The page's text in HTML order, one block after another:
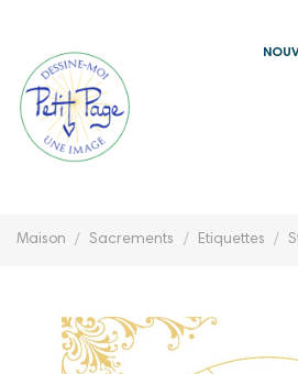
Maison Sacrements Etiquettes